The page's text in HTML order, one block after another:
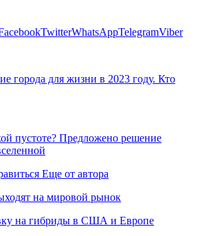
TwitterWhatsAppTelegramViber
города для жизни в 2023 году. Кто
пустоте? Предложено решение
Еще от автора
на мировой рынок
на гибриды в США и Европе